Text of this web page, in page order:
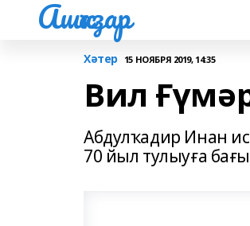
Ашҡаҙар
Хәтер 15 НОЯБРЯ 2019, 14:35
Вил
Абдулҡадир Инан
70 йыл тулыуға